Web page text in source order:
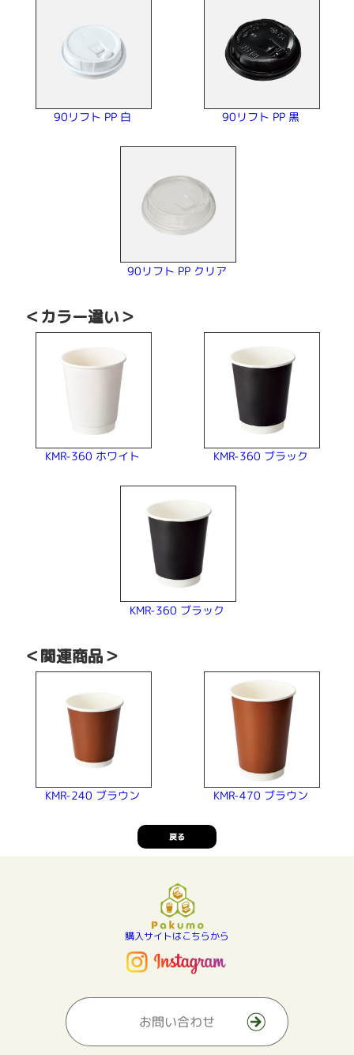
90リフト PP 白 90リフト PP 黒
90リフト PP クリア
＜カラー違い＞
KMR-360 ホワイト KMR-360 ブラック
KMR-360 ブラック
＜関連商品＞
KMR-240 ブラウン KMR-470 ブラウン
戻る
購入サイトはこちらから
お問い合わせ